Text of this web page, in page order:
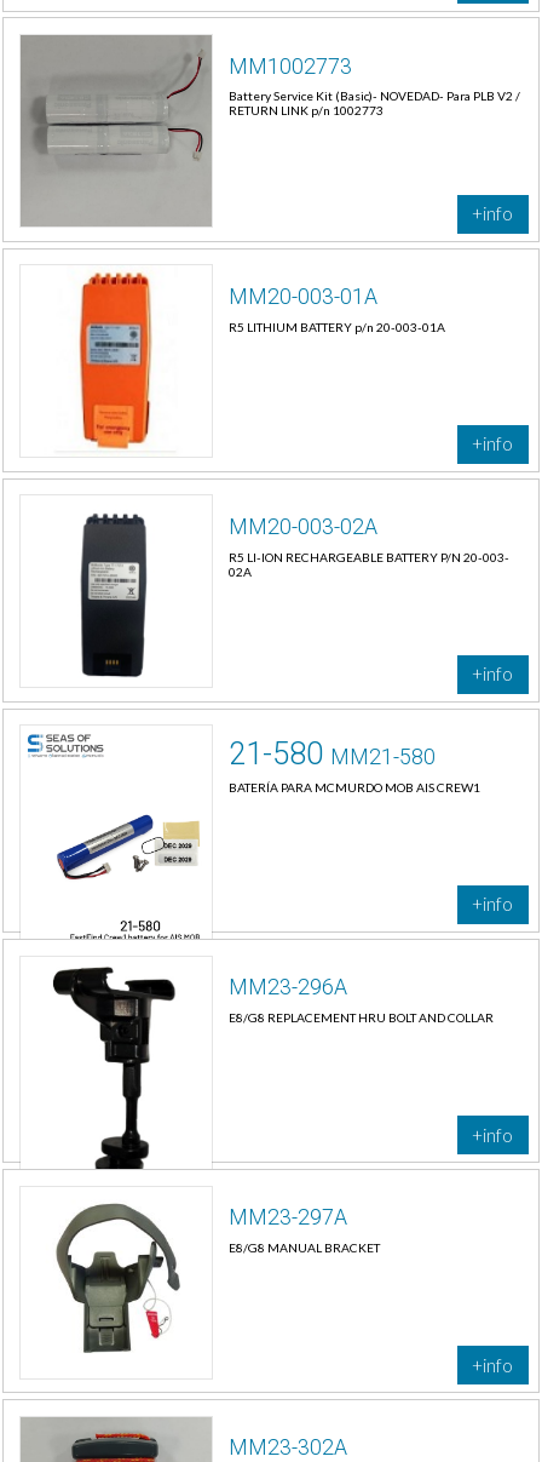
MM1002773
Battery Service Kit (Basic)- NOVEDAD- Para PLB V2 /
RETURN LINK p/n 1002773
+info
MM20-003-01A
R5 LITHIUM BATTERY p/n 20-003-01A
+info
MM20-003-02A
R5 LI-ION RECHARGEABLE BATTERY P/N 20-003-
02A
+info
21-580 MM21-580
BATERÍA PARA MCMURDO MOB AIS CREW1
+info
MM23-296A
E8/G8 REPLACEMENT HRU BOLT AND COLLAR
+info
MM23-297A
E8/G8 MANUAL BRACKET
+info
MM23-302A